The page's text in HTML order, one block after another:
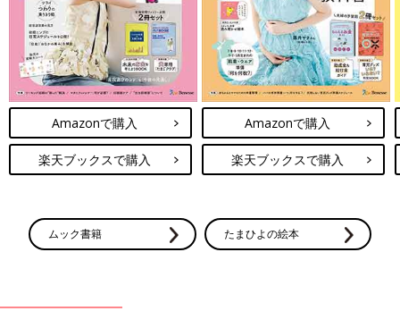
Amazonで購入
楽天ブックスで購入
Amazonで購入
楽天ブックスで購入
ムック書籍 たまひよの絵本